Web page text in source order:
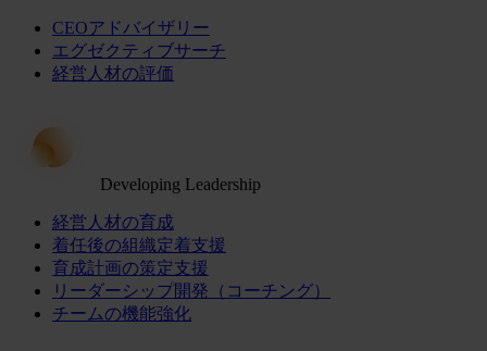
CEOアドバイザリー
エグゼクティブサーチ
経営人材の評価
Developing Leadership
経営人材の育成
着任後の組織定着支援
育成計画の策定支援
リーダーシップ開発（コーチング）
チームの機能強化